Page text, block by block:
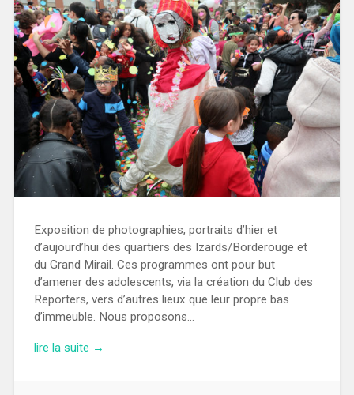
Exposition de photographies, portraits d’hier et
d’aujourd’hui des quartiers des Izards/Borderouge et
du Grand Mirail. Ces programmes ont pour but
d’amener des adolescents, via la création du Club des
Reporters, vers d’autres lieux que leur propre bas
d’immeuble. Nous proposons…
lire la suite →